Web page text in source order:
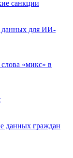
санкции
данных для ИИ-
«микс» в
данных граждан